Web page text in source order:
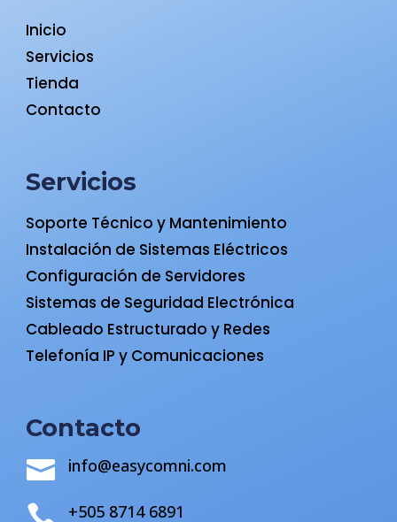
Inicio
Servicios
Tienda
Contacto
Servicios
Soporte Técnico y Mantenimiento
Instalación de Sistemas Eléctricos
Configuración de Servidores
Sistemas de Seguridad Electrónica
Cableado Estructurado y Redes
Telefonía IP y Comunicaciones
Contacto
 info@easycomni.com
 +505 8714 6891